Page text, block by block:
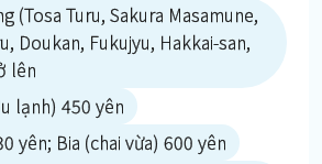
(Tosa Turu, Sakura Masamune,
Doukan, Fukujyu, Hakkai-san,
lên
lạnh) 450 yên
yên; Bia (chai vừa) 600 yên